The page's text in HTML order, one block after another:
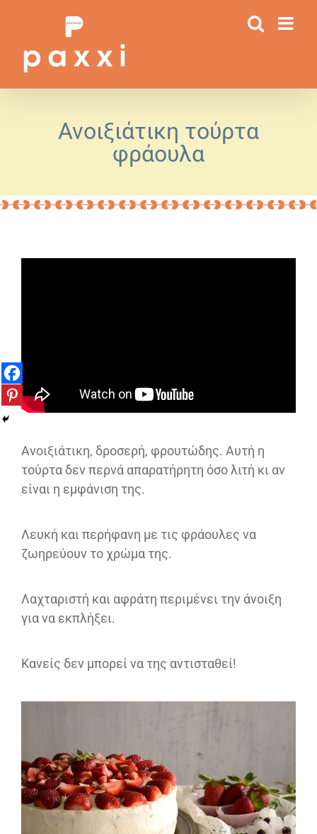
περιεχόμενο
Ανοιξιάτικη τούρτα
φράουλα
Ανοιξιάτικη, δροσερή, φρουτώδης. Αυτή η
τούρτα δεν περνά απαρατήρητη όσο λιτή κι αν
είναι η εμφάνιση της.
Λευκή και περήφανη με τις φράουλες να
ζωηρεύουν το χρώμα της.
Λαχταριστή και αφράτη περιμένει την άνοιξη
για να εκπλήξει.
Κανείς δεν μπορεί να της αντισταθεί!